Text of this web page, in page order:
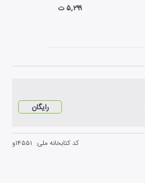
۵,۲۹۹ ت
رایگان
کد کتابخانه ملی: ۱۴۵۵۱و